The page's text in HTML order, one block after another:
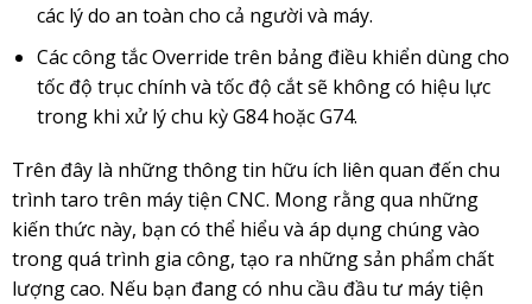
các lý do an toàn cho cả người và máy.
Các công tắc Override trên bảng điều khiển dùng cho
tốc độ trục chính và tốc độ cắt sẽ không có hiệu lực
trong khi xử lý chu kỳ G84 hoặc G74.
Trên đây là những thông tin hữu ích liên quan đến chu
trình taro trên máy tiện CNC. Mong rằng qua những
kiến thức này, bạn có thể hiểu và áp dụng chúng vào
trong quá trình gia công, tạo ra những sản phẩm chất
lượng cao. Nếu bạn đang có nhu cầu đầu tư máy tiện